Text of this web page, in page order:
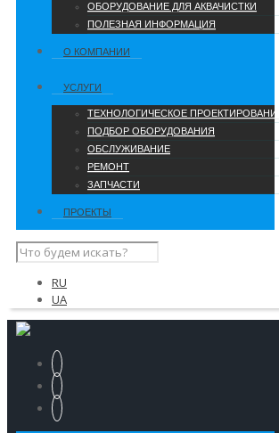
ОБОРУДОВАНИЕ ДЛЯ АКВАЧИСТКИ
ПОЛЕЗНАЯ ИНФОРМАЦИЯ
О КОМПАНИИ
УCЛУГИ
ТЕХНОЛОГИЧЕСКОЕ ПРОЕКТИРОВАНИЕ
ПОДБОР ОБОРУДОВАНИЯ
ОБСЛУЖИВАНИЕ
РЕМОНТ
ЗАПЧАСТИ
ПРОЕКТЫ
RU
UA